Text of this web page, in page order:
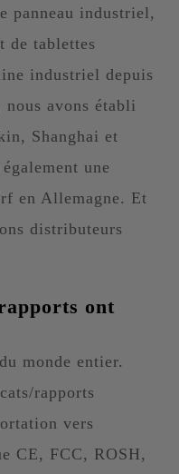
panneau industriel,
de tablettes
industriel depuis
nous avons établi
Shanghai et
une
en Allemagne. Et
distributeurs
ont
monde entier.
rapports
vers
CE, FCC, ROSH,